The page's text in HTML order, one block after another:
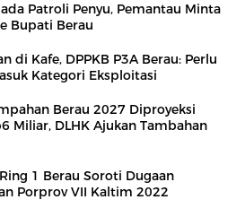
Patroli Penyu, Pemantau Minta
Bupati Berau
di Kafe, DPPKB P3A Berau: Perlu
Kategori Eksploitasi
Berau 2027 Diproyeksi
Miliar, DLHK Ajukan Tambahan
1 Berau Soroti Dugaan
Porprov VII Kaltim 2022